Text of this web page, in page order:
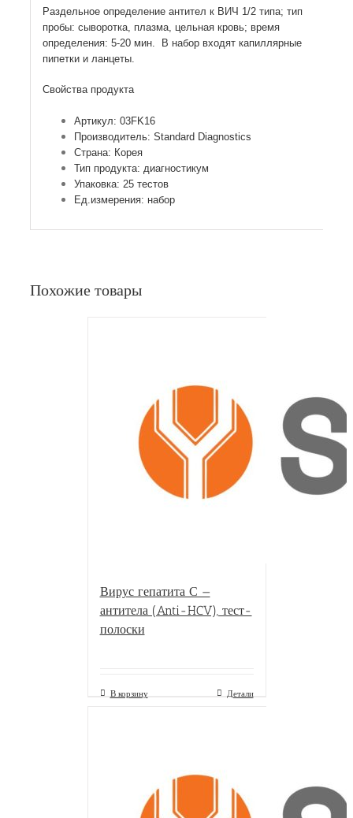
Раздельное определение антител к ВИЧ 1/2 типа; тип
пробы: сыворотка, плазма, цельная кровь; время
определения: 5-20 мин. В набор входят капиллярные
пипетки и ланцеты.
Свойства продукта
Артикул: 03FK16
Производитель: Standard Diagnostics
Страна: Корея
Тип продукта: диагностикум
Упаковка: 25 тестов
Ед.измерения: набор
Похожие товары
Вирус гепатита С —
антитела (Anti-HCV), тест-
полоски
В корзину Детали